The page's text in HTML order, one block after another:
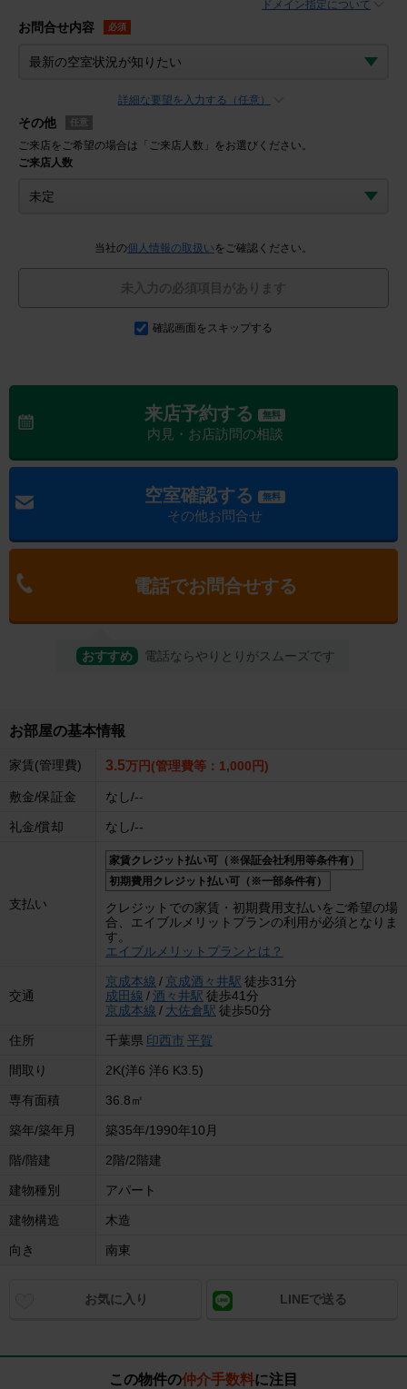
ドメイン指定について
お問合せ内容 必須
詳細な要望を入力する（任意）
その他 任意
ご来店をご希望の場合は「ご来店人数」をお選びください。
ご来店人数
当社の個人情報の取扱い をご確認ください。
未入力の必須項目があります
確認画面をスキップする
来店予約する 無料
内見・お店訪問の相談
空室確認する 無料
その他お問合せ
電話でお問合せする
おすすめ 電話ならやりとりがスムーズです
お部屋の基本情報
家賃(管理費) 3.5万円(管理費等：1,000円)
敷金/保証金 なし/--
礼金/償却 なし/--
支払い
家賃クレジット払い可（※保証会社利用等条件有）
初期費用クレジット払い可（※一部条件有）
クレジットでの家賃・初期費用支払いをご希望の場
合、エイブルメリットプランの利用が必須となりま
す。
エイブルメリットプランとは？
交通
京成本線 / 京成酒々井駅 徒歩31分
成田線 /酒々井駅 徒歩41分
京成本線 / 大佐倉駅 徒歩50分
住所 千葉県 印西市 平賀
間取り 2K(洋6 洋6 K3.5)
専有面積 36.8㎡
築年/築年月 築35年/1990年10月
階/階建 2階/2階建
建物種別 アパート
建物構造 木造
向き 南東
お気に入り LINEで送る
この物件の仲介手数料に注目